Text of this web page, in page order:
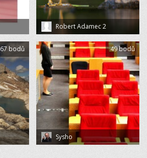
Robert Adamec 2
67 bodů
Sysho
49 bodů